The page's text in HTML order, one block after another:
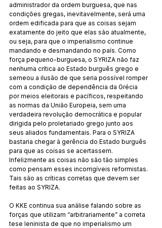
administrador da ordem burguesa, que nas
condições gregas, inevitavelmente, será uma
ordem edificada para que as coisas sejam
exatamente do jeito que elas são atualmente,
ou seja, para que o imperialismo continue
mandando e desmandando no país. Como
força pequeno-burguesa, o SYRIZA não faz
nenhuma crítica ao Estado burguês grego e
semeou a ilusão de que seria possível romper
com a condição de dependência da Grécia
por meios eleitorais e pacíficos, respeitando
as normas da União Europeia, sem uma
verdadeira revolução democrática e popular
dirigida pelo proletariado grego junto aos
seus aliados fundamentais. Para o SYRIZA
bastaria chegar à gerência do Estado burguês
para que as coisas se acertassem.
Infelizmente as coisas não são tão simples
como pensam esses incorrigíveis reformistas.
Tais são as críticas corretas que devem ser
feitas ao SYRIZA.
O KKE continua sua análise falando sobre as
forças que utilizam “arbitrariamente” a correta
tese leninista de que no imperialismo um